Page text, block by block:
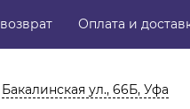
Оплата и
Бакалинская ул., 66Б, Уфа